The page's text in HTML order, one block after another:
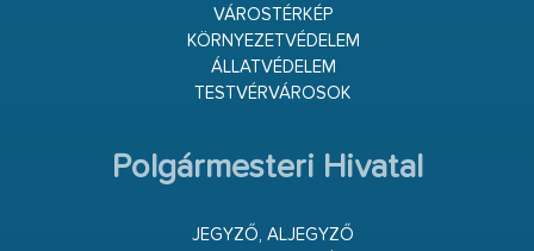
VÁROSTÉRKÉP
KÖRNYEZETVÉDELEM
ÁLLATVÉDELEM
TESTVÉRVÁROSOK
Polgármesteri Hivatal
JEGYZŐ, ALJEGYZŐ